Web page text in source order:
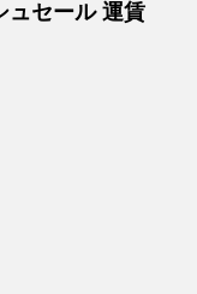
ュセール 運賃